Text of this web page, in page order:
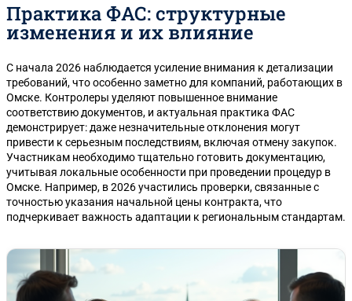
Практика ФАС: структурные
изменения и их влияние
С начала 2026 наблюдается усиление внимания к детализации
требований, что особенно заметно для компаний, работающих в
Омске. Контролеры уделяют повышенное внимание
соответствию документов, и актуальная практика ФАС
демонстрирует: даже незначительные отклонения могут
привести к серьезным последствиям, включая отмену закупок.
Участникам необходимо тщательно готовить документацию,
учитывая локальные особенности при проведении процедур в
Омске. Например, в 2026 участились проверки, связанные с
точностью указания начальной цены контракта, что
подчеркивает важность адаптации к региональным стандартам.